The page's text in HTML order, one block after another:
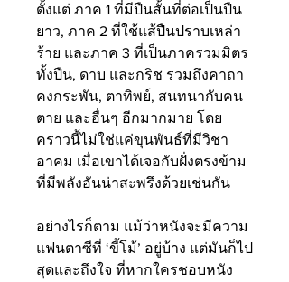
ตั้งแต่ ภาค 1 ที่มีปืนสั้นที่ต่อเป็นปืน
ยาว, ภาค 2 ที่ใช้แส้ปืนปราบเหล่า
ร้าย และภาค 3 ที่เป็นภาครวมมิตร
ทั้งปืน, ดาบ และกริช รวมถึงคาถา
คงกระพัน, ตาทิพย์, สนทนากับคน
ตาย และอื่นๆ อีกมากมาย โดย
คราวนี้ไม่ใช่แค่ขุนพันธ์ที่มีวิชา
อาคม เมื่อเขาได้เจอกับฝั่งตรงข้าม
ที่มีพลังอันน่าสะพรึงด้วยเช่นกัน
อย่างไรก็ตาม แม้ว่าหนังจะมีความ
แฟนตาซีที่ ‘ขี้โม้’ อยู่บ้าง แต่มันก็ไป
สุดและถึงใจ ที่หากใครชอบหนัง